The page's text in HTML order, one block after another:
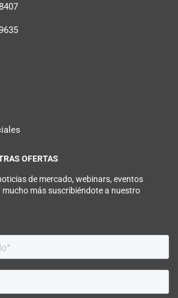
OFERTAS
de mercado, webinars, eventos
mucho más suscribiéndote a nuestro